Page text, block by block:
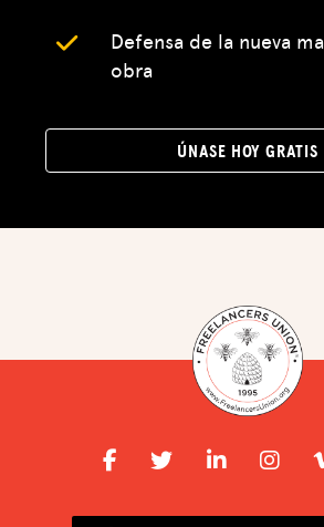
RECURSOS
DISFRUTA DE LAS
CENTRO DE IMPUESTOS
ASESORAMIENTO
Defensa de la nueva
obra
ÚNASE HOY GRATIS